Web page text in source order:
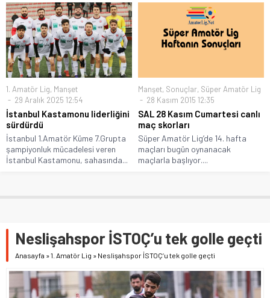
1. Amatör Lig, Manşet
29 Aralık 2025 12:54
İstanbul Kastamonu liderliğini
sürdürdü
İstanbul 1.Amatör Küme 7.Grupta
şampiyonluk mücadelesi veren
İstanbul Kastamonu, sahasında...
Manşet, Sonuçlar, Süper Amatör Lig
28 Kasım 2015 12:35
SAL 28 Kasım Cumartesi canlı
maç skorları
Süper Amatör Lig’de 14. hafta
maçları bugün oynanacak
maçlarla başlıyor....
Neslişahspor İSTOÇ’u tek golle geçti
Anasayfa »1. Amatör Lig » Neslişahspor İSTOÇ’u tek golle geçti